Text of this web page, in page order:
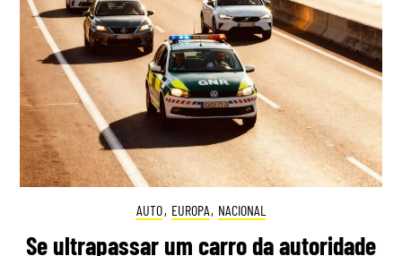
AUTO, EUROPA, NACIONAL
Se ultrapassar um carro da autoridade